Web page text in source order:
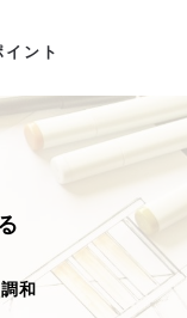
ント
和